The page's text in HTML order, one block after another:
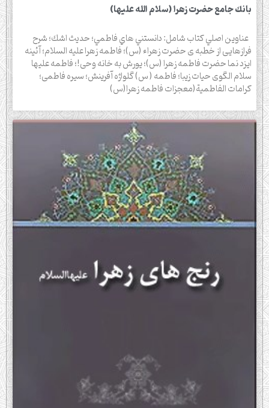
بانك جامع حضرت زهرا (سلام الله عليها)
عناوين اصلي كتاب شامل: دانستني هاي فاطمي؛ حديث اشك؛ شرح
فرازهايى از خطبه ى حضرت زهراء (س)؛ فاطمه زهرا عليه السلام؛ آئينه
ايزد نما حضرت فاطمه زهرا (س)؛ يورش به خانه وحى!؛ فاطمه عليها
سلام الگوى حيات زيبا؛ فاطمه ( س) گلواژه آفرينش؛ سيره فاطمى؛
كرامات الفاطمية(معجزات فاطمه زهرا(س)